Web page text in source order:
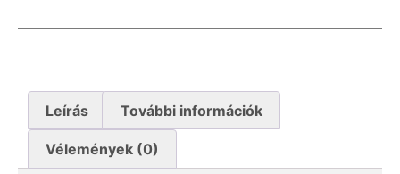
Leírás További információk
Vélemények (0)